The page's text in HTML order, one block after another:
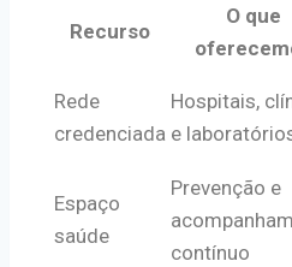
Recurso
O que
Rede
credenciada
Hospitais,
e
Espaço
saúde
Prevenção e
contínuo